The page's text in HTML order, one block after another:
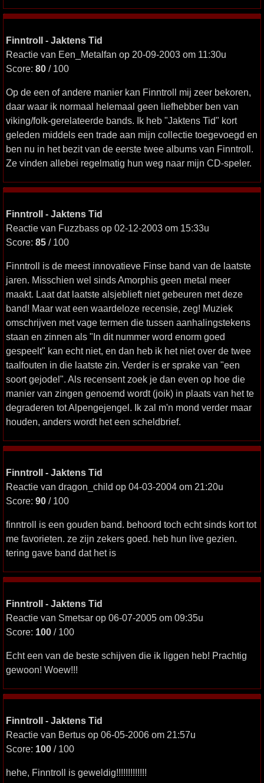
Finntroll - Jaktens Tid
Reactie van Een_Metalfan op 20-09-2003 om 11:30u
Score: 80 / 100
Op de een of andere manier kan Finntroll mij zeer bekoren,
daar waar ik normaal helemaal geen liefhebber ben van
viking/folk-gerelateerde bands. Ik heb "Jaktens Tid" kort
geleden middels een trade aan mijn collectie toegevoegd en
ben nu in het bezit van de eerste twee albums van Finntroll.
Ze vinden allebei regelmatig hun weg naar mijn CD-speler.
Finntroll - Jaktens Tid
Reactie van Fuzzbass op 02-12-2003 om 15:33u
Score: 85 / 100
Finntroll is de meest innovatieve Finse band van de laatste
jaren. Misschien wel sinds Amorphis geen metal meer
maakt. Laat dat laatste alsjeblieft niet gebeuren met deze
band! Maar wat een waardeloze recensie, zeg! Muziek
omschrijven met vage termen die tussen aanhalingstekens
staan en zinnen als "In dit nummer word enorm goed
gespeelt" kan echt niet, en dan heb ik het niet over de twee
taalfouten in die laatste zin. Verder is er sprake van "een
soort gejodel". Als recensent zoek je dan even op hoe die
manier van zingen genoemd wordt (joik) in plaats van het te
degraderen tot Alpengejengel. Ik zal m'n mond verder maar
houden, anders wordt het een scheldbrief.
Finntroll - Jaktens Tid
Reactie van dragon_child op 04-03-2004 om 21:20u
Score: 90 / 100
finntroll is een gouden band. behoord toch echt sinds kort tot
me favorieten. ze zijn zekers goed. heb hun live gezien.
tering gave band dat het is
Finntroll - Jaktens Tid
Reactie van Smetsar op 06-07-2005 om 09:35u
Score: 100 / 100
Echt een van de beste schijven die ik liggen heb! Prachtig
gewoon! Woew!!!
Finntroll - Jaktens Tid
Reactie van Bertus op 06-05-2006 om 21:57u
Score: 100 / 100
hehe, Finntroll is geweldig!!!!!!!!!!!!!